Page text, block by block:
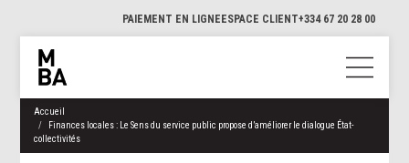
PAIEMENT EN LIGNEESPACE CLIENT+334 67 20 28 00
Accueil
Finances locales : Le Sens du service public propose d’améliorer le dialogue État-
collectivités